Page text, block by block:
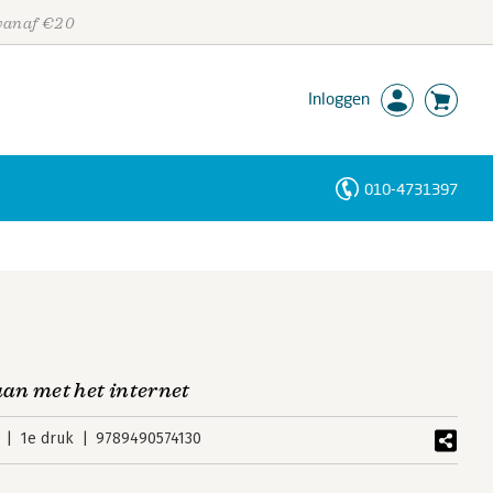
€20
Inloggen
010-4731397
met het internet
1e druk 9789490574130
Personen